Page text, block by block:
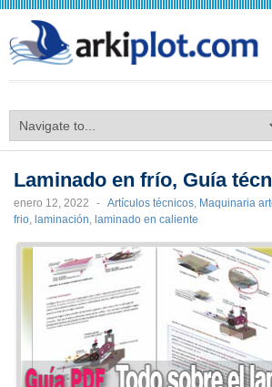
Laminado en frío, Guía
enero 12, 2022 - Artículos técnicos, Maquinaria
frio, laminación, laminado en caliente